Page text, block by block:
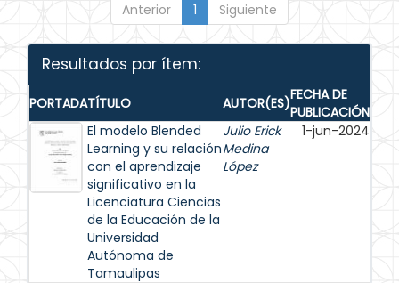
Anterior 1 Siguiente
Resultados por ítem:
PORTADATÍTULO AUTOR(ES)FECHA DE
PUBLICACIÓN
El modelo Blended
Learning y su relación
con el aprendizaje
significativo en la
Licenciatura Ciencias
de la Educación de la
Universidad
Autónoma de
Tamaulipas
Julio Erick
Medina
López
1-jun-2024